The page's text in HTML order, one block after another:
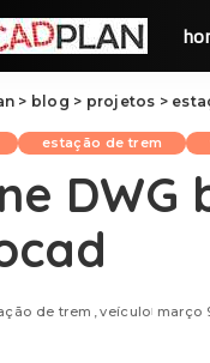
> blog > projetos >
estação de trem
de trem veículo março